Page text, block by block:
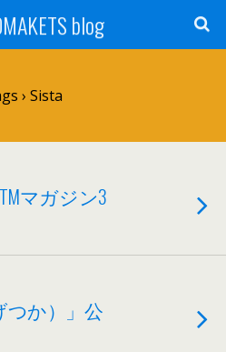
blog
› Sista
マガジン3
つか）」公